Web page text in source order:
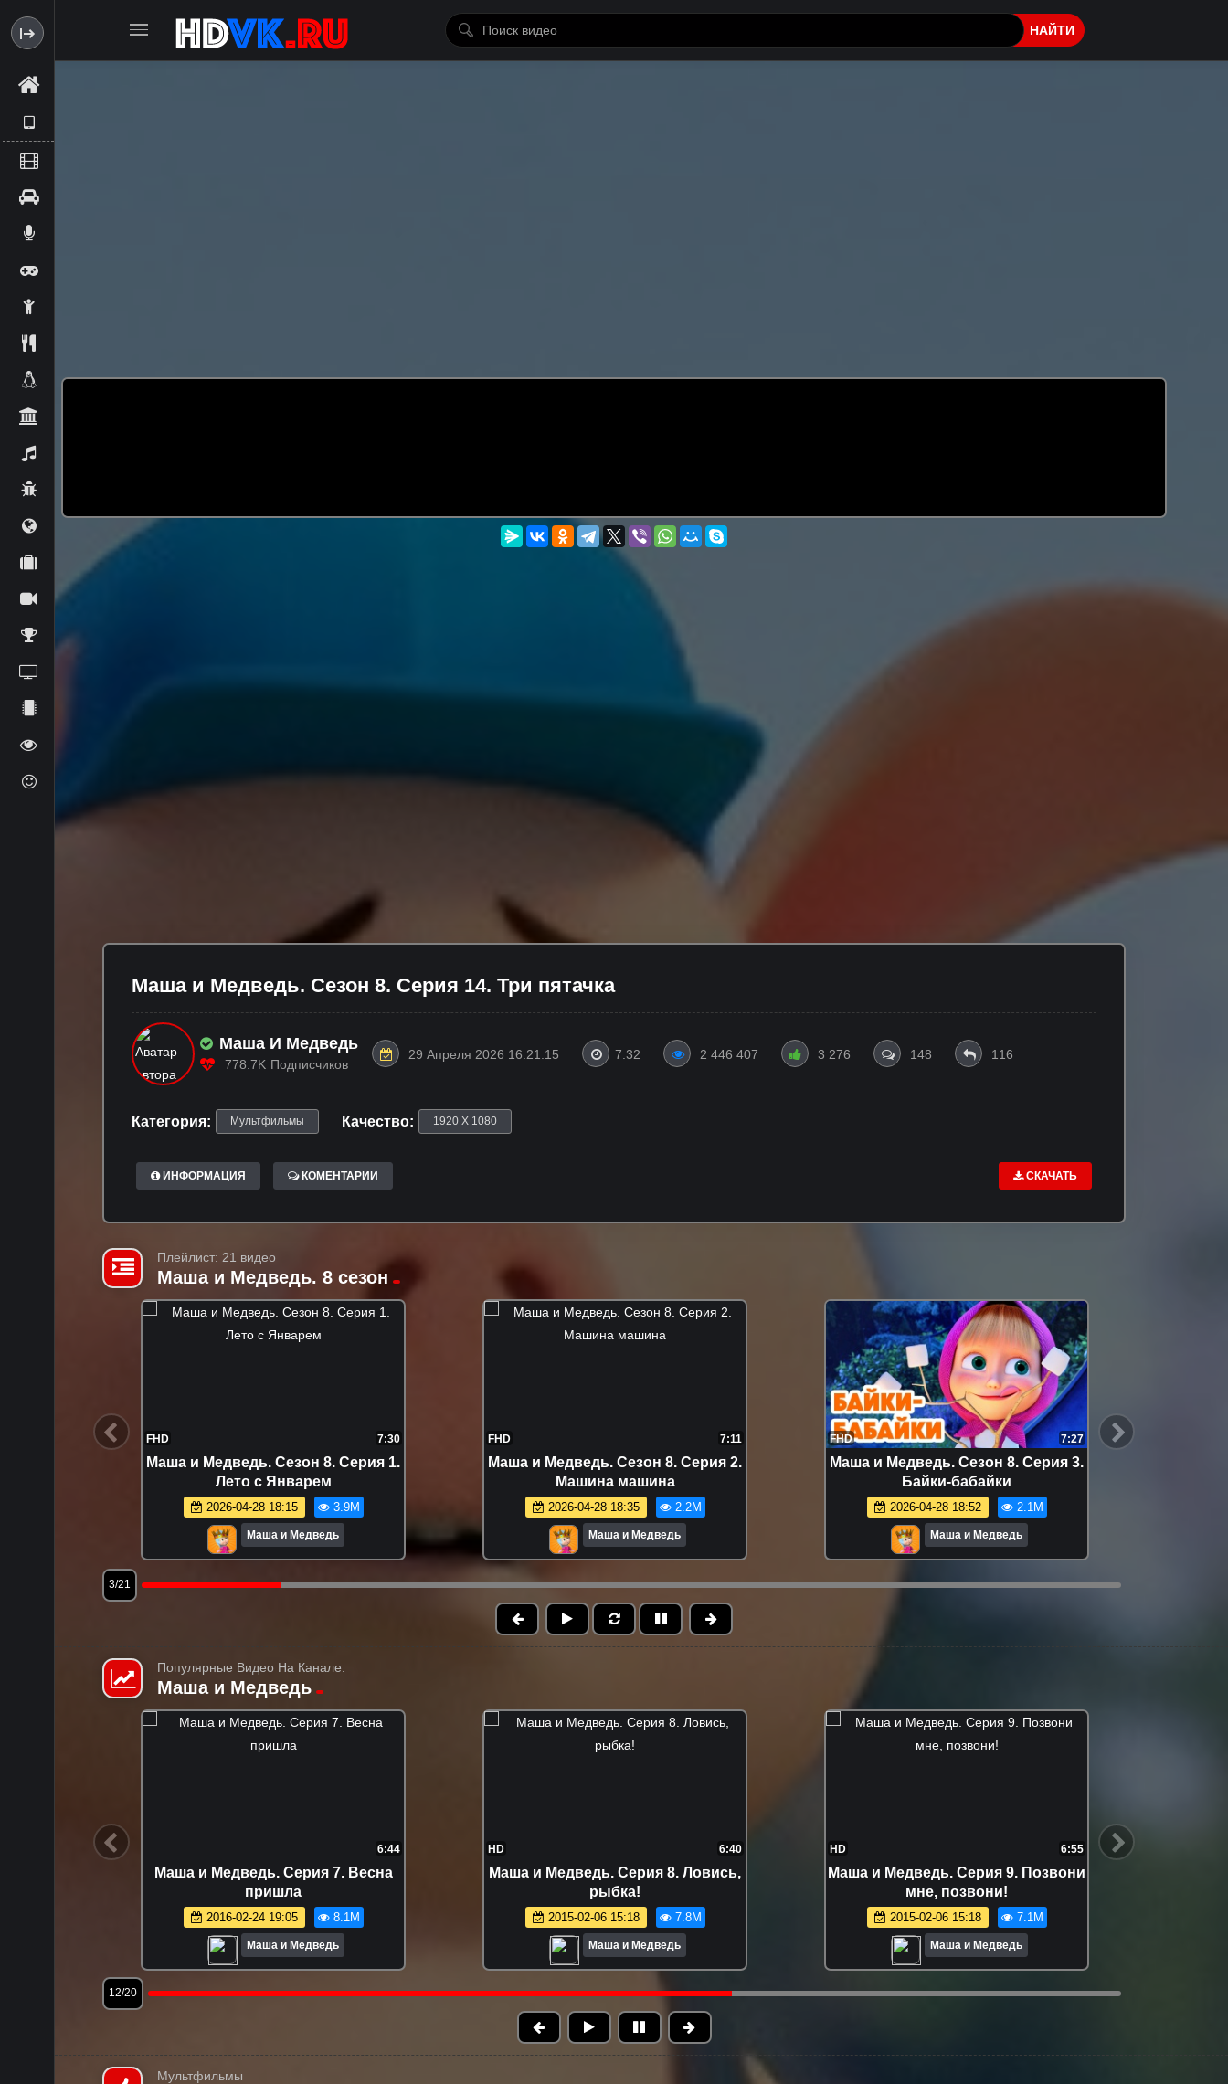
НАЙТИ
Маша и Медведь. Сезон 8. Серия 14. Три пятачка
Маша И Медведь
778.7K Подписчиков
29 Апреля 2026 16:21:15 7:32 2 446 407 3 276 148 116
Категория: Мультфильмы Качество: 1920 X 1080
ИНФОРМАЦИЯ КОМЕНТАРИИ СКАЧАТЬ
Плейлист: 21 видео
Маша и Медведь. 8 сезон
FHD 7:30
Маша и Медведь. Сезон 8. Серия 1.
Лето с Январем
2026-04-28 18:15 3.9M
Маша и Медведь
FHD 7:11
Маша и Медведь. Сезон 8. Серия 2.
Машина машина
2026-04-28 18:35 2.2M
Маша и Медведь
FHD 7:27
Маша и Медведь. Сезон 8. Серия 3.
Байки-бабайки
2026-04-28 18:52 2.1M
Маша и Медведь
3/21
Популярные Видео На Канале:
Маша и Медведь
6:51
Маша и Медведь. Серия 11. Первый
раз в первый класс
2015-02-06 15:18 6.9M
Маша и Медведь
HD 6:53
Маша и Медведь. Серия 10.
Праздник на льду
2015-04-21 13:19 6.8M
Маша и Медведь
HD 7:19
Маша и Медведь. Серия 51.
Неуловимые мстители
2015-07-09 18:02 6.7M
Маша и Медведь
15/20
Мультфильмы